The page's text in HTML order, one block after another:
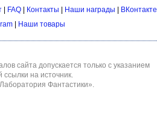
| FAQ| Контакты Наши награды
ВКонтакте
Наши товары
сайта допускается только с указанием
ссылки на источник.
Фантастики».